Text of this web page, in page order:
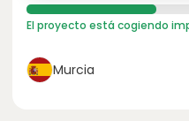
El proyecto está cogiendo
Murcia